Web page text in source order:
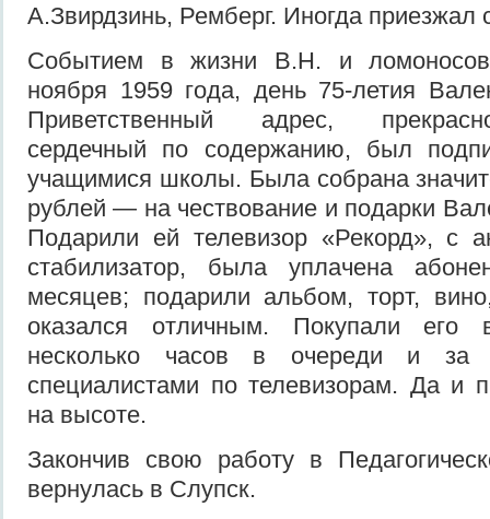
А.Звирдзинь, Ремберг. Иногда
Событием в жизни В.Н. и
ноября 1959 года, день 75-летия
Приветственный адрес,
сердечный по содержанию, был
учащимися школы. Была собрана
рублей — на чествование и подарки
Подарили ей телевизор «Рекорд», с
стабилизатор, была уплачена
месяцев; подарили альбом, торт,
оказался отличным. Покупали его
несколько часов в очереди и за
специалистами по телевизорам. Да и
на высоте.
Закончив свою работу в
вернулась в Слупск.